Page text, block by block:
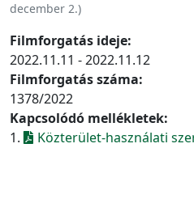
december 2.)
Filmforgatás ideje:
2022.11.11 - 2022.11.12
Filmforgatás száma:
1378/2022
Kapcsolódó mellékletek:
1.
Közterület-használati